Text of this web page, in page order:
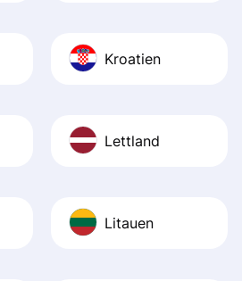
Kroatien
Lettland
Litauen